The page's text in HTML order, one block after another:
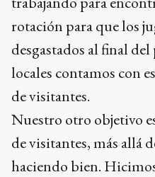
rotación para que los
desgastados al final
locales contamos con
de visitantes.
Nuestro otro objetivo
de visitantes, más allá
haciendo bien.